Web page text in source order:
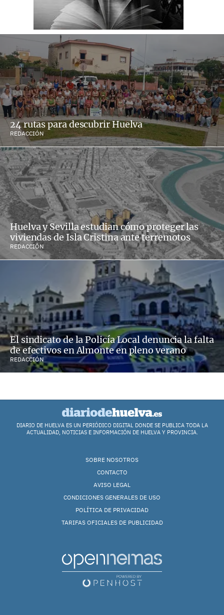
24 rutas para descubrir Huelva
REDACCIÓN
Huelva y Sevilla estudian cómo proteger las
viviendas de Isla Cristina ante terremotos
REDACCIÓN
El sindicato de la Policía Local denuncia la falta
de efectivos en Almonte en pleno verano
REDACCIÓN
DIARIO DE HUELVA ES UN PERIÓDICO DIGITAL DONDE SE PUBLICA TODA LA
ACTUALIDAD, NOTICIAS E INFORMACIÓN DE HUELVA Y PROVINCIA.
SOBRE NOSOTROS
CONTACTO
AVISO LEGAL
CONDICIONES GENERALES DE USO
POLÍTICA DE PRIVACIDAD
TARIFAS OFICIALES DE PUBLICIDAD